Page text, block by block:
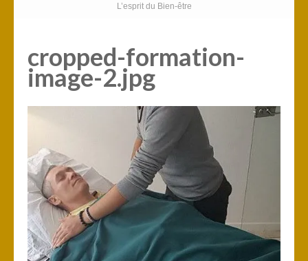
L’esprit du Bien-être
cropped-formation-
image-2.jpg